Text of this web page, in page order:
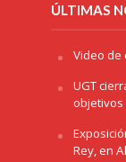
ÚLTIMAS
Video de
UGT
Rey, en